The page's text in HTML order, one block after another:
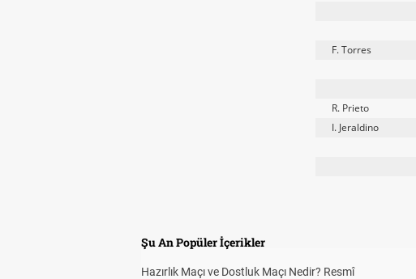
F. Torres
R. Prieto
I. Jeraldino
Şu An Popüler İçerikler
Hazırlık Maçı ve Dostluk Maçı Nedir? Resmî